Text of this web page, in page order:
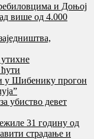
и Доњој
више од 4.000
у Шибенику прогон
убиство девет
31 годину од
страдање и